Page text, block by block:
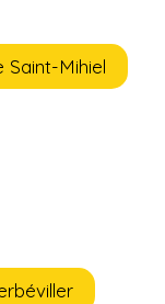
Saint-Mihiel